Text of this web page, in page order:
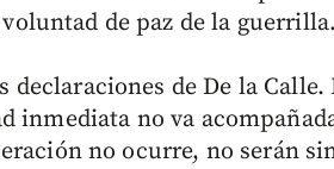
de paz de la guerrilla.
declaraciones de De la
inmediata no va
no ocurre, no serán